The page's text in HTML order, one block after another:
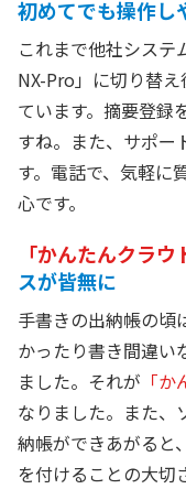
初めてでも操作し
これまで他社システ
NX-Pro」に切り替
ています。摘要登録
すね。また、サポー
す。電話で、気軽に
心です。
「かんたんクラウ
スが皆無に
手書きの出納帳の頃
かったり書き間違い
ました。それが 「
なりました。また、
納帳ができあがると
を付けることの大切